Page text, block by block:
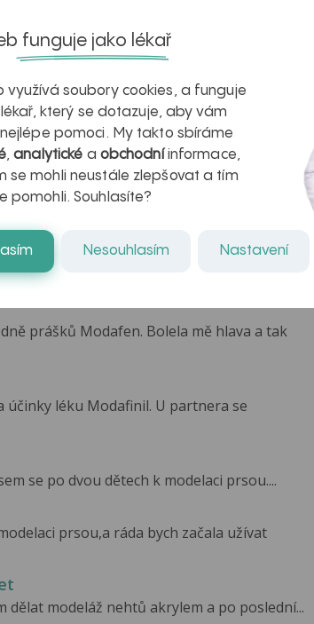
v datech a
léčba
naděje pro ty,
kteří ji...
prášků Modafen. Bolela mě hlava a tak
účinky léku Modafinil. U partnera se
se po dvou dětech k modelaci prsou....
prsou,a ráda bych začala užívat
dělat modeláž nehtů akrylem a po poslední...
funguje jako lékař
využívá soubory cookies, a funguje
který se dotazuje, aby vám
pomoci. My takto sbíráme
,analytické a obchodníinformace,
se mohli neustále zlepšovat a tím
pomohli. Souhlasíte?
Nesouhlasím Nastavení